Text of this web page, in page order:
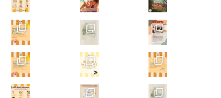
Un ar
Écris-moi